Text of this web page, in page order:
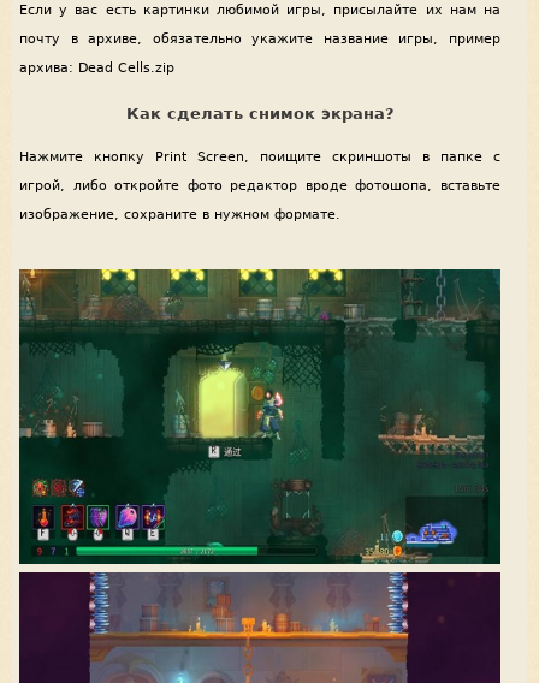
Если у вас есть картинки любимой игры, присылайте их нам на
почту в архиве, обязательно укажите название игры, пример
архива: Dead Cells.zip
Как сделать снимок экрана?
Нажмите кнопку Print Screen, поищите скриншоты в папке с
игрой, либо откройте фото редактор вроде фотошопа, вставьте
изображение, сохраните в нужном формате.